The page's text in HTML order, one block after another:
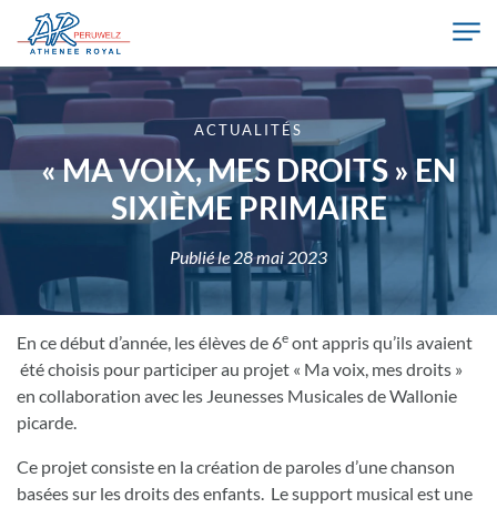
Skip to main content
Athénée Royal de Péruwelz
ACTUALITÉS
« MA VOIX, MES DROITS » EN
SIXIÈME PRIMAIRE
Publié le28 mai 2023
En ce début d’année, les élèves de 6e ont appris qu’ils avaient
été choisis pour participer au projet « Ma voix, mes droits »
en collaboration avec les Jeunesses Musicales de Wallonie
picarde.
Ce projet consiste en la création de paroles d’une chanson
basées sur les droits des enfants. Le support musical est une